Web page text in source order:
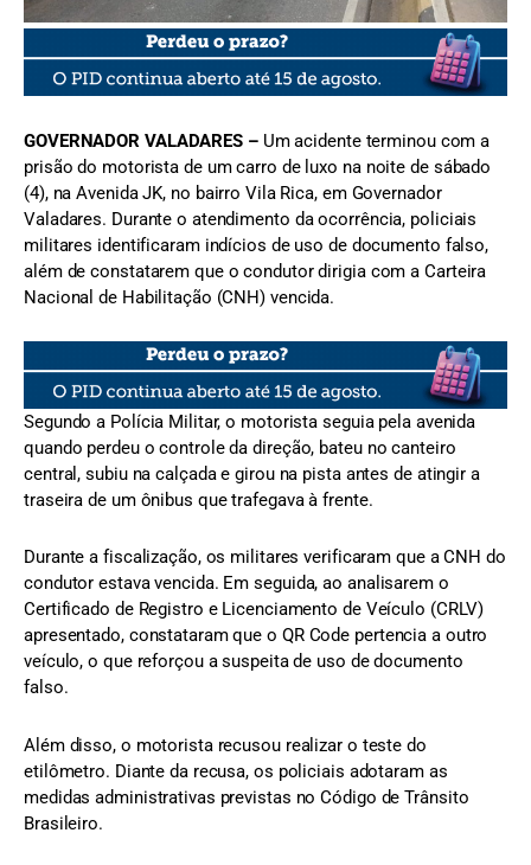
FOTO: Comando Geral
GOVERNADOR VALADARES – Um acidente terminou com a
prisão do motorista de um carro de luxo na noite de sábado
(4), na Avenida JK, no bairro Vila Rica, em Governador
Valadares. Durante o atendimento da ocorrência, policiais
militares identificaram indícios de uso de documento falso,
além de constatarem que o condutor dirigia com a Carteira
Nacional de Habilitação (CNH) vencida.
Segundo a Polícia Militar, o motorista seguia pela avenida
quando perdeu o controle da direção, bateu no canteiro
central, subiu na calçada e girou na pista antes de atingir a
traseira de um ônibus que trafegava à frente.
Durante a fiscalização, os militares verificaram que a CNH do
condutor estava vencida. Em seguida, ao analisarem o
Certificado de Registro e Licenciamento de Veículo (CRLV)
apresentado, constataram que o QR Code pertencia a outro
veículo, o que reforçou a suspeita de uso de documento
falso.
Além disso, o motorista recusou realizar o teste do
etilômetro. Diante da recusa, os policiais adotaram as
medidas administrativas previstas no Código de Trânsito
Brasileiro.